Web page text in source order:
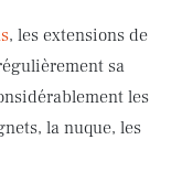
, les extensions de
sa
les
la nuque, les